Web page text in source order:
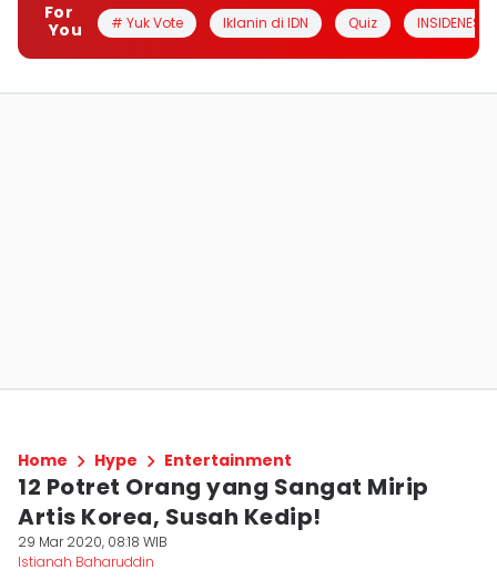
For
You
# Yuk Vote Iklanin di IDN Quiz INSIDENESIA
Home Hype Entertainment
12 Potret Orang yang Sangat Mirip
Artis Korea, Susah Kedip!
29 Mar 2020, 08:18 WIB
Istianah Baharuddin